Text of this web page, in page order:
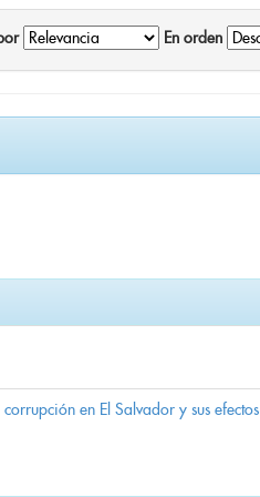
En orden
en El Salvador y sus efectos